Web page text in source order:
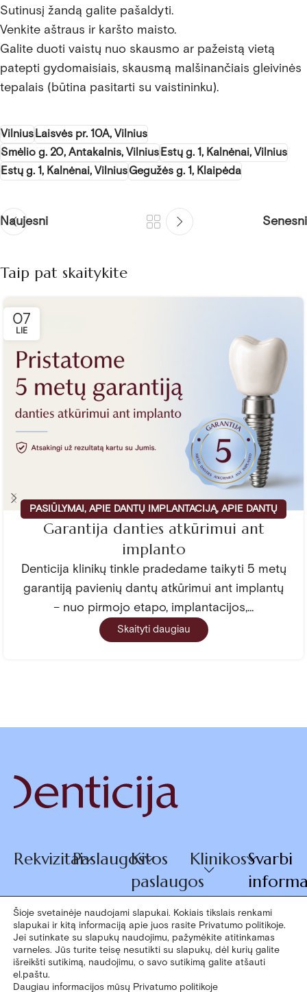
Sutinusį žandą galite pašaldyti.
Venkite aštraus ir karšto maisto.
Galite duoti vaistų nuo skausmo ar pažeistą vietą
patepti gydomaisiais, skausmą malšinančiais gleivinės
tepalais (būtina pasitarti su vaistininku).
VilniusLaisvės pr. 10A, Vilnius
Smėlio g. 20, Antakalnis, VilniusEstų g. 1, Kalnėnai, Vilnius
Estų g. 1, Kalnėnai, VilniusGegužės g. 1, Klaipėda
Naujesni Senesni
Taip pat skaitykite
07
LIE
PASIŪLYMAI, APIE DANTŲ IMPLANTACIJĄ, APIE DANTŲ
PROTEZAVIMĄ
Garantija danties atkūrimui ant
implanto
Denticija klinikų tinkle pradedame taikyti 5 metų
garantiją pavienių dantų atkūrimui ant implantų
– nuo pirmojo etapo, implantacijos,...
Skaityti daugiau
RekvizitaiPaslaugosKitos
paslaugos
KlinikosSvarbi
© 2026
Denticija
+370 660
07770
Šioje svetainėje naudojami slapukai. Kokiais tikslais renkami
slapukai ir kitą informaciją apie juos rasite Privatumo politikoje.
Jei sutinkate su slapukų naudojimu, pažymėkite atitinkamas
varneles. Jūs turite teisę nesutikti su slapukų, dėl kurių galite
išreikšti sutikimą, naudojimu, o savo sutikimą galite atšauti
el.paštu.
Daugiau informacijos mūsų Privatumo politikoje